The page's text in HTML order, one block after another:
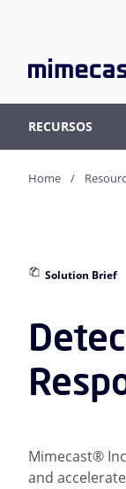
RECURSOS
Home
Solution Brief
Mimecast®
and